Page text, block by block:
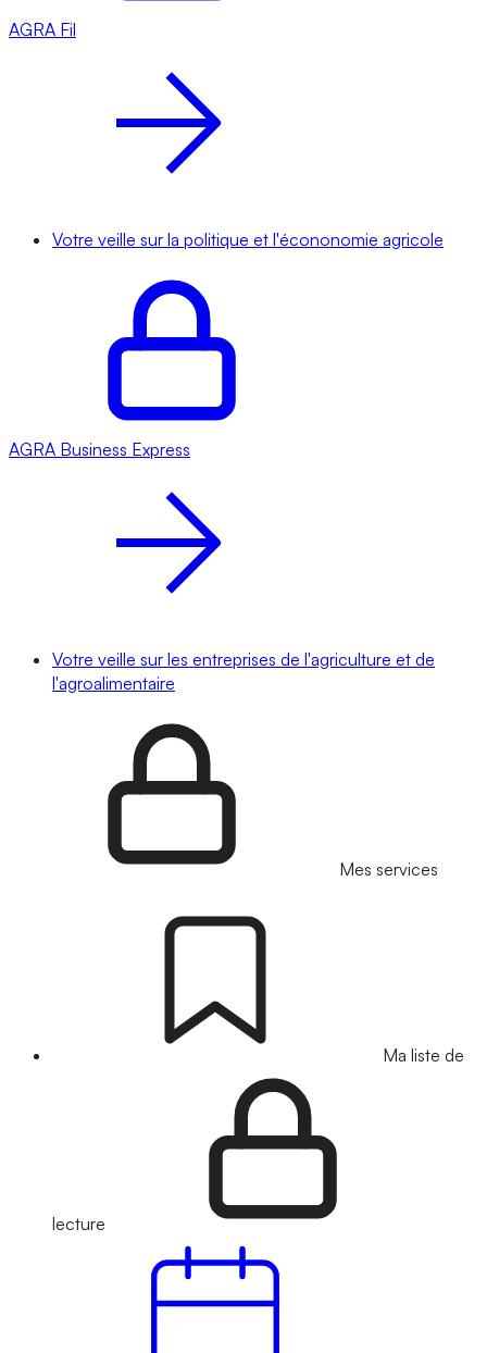
AGRA Fil
Votre veille sur la politique et l'écononomie agricole
AGRA Business Express
Votre veille sur les entreprises de l'agriculture et de
l'agroalimentaire
Mes services
Ma liste de
lecture